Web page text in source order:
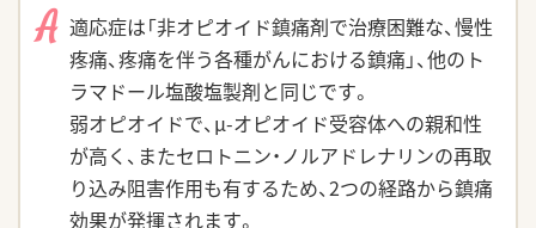
A 適応症は「非オピオイド鎮痛剤で治療困難な、慢性
疼痛、疼痛を伴う各種がんにおける鎮痛」、他のト
ラマドール塩酸塩製剤と同じです。
弱オピオイドで、μ-オピオイド受容体への親和性
が高く、またセロトニン・ノルアドレナリンの再取
り込み阻害作用も有するため、2つの経路から鎮痛
効果が発揮されます。